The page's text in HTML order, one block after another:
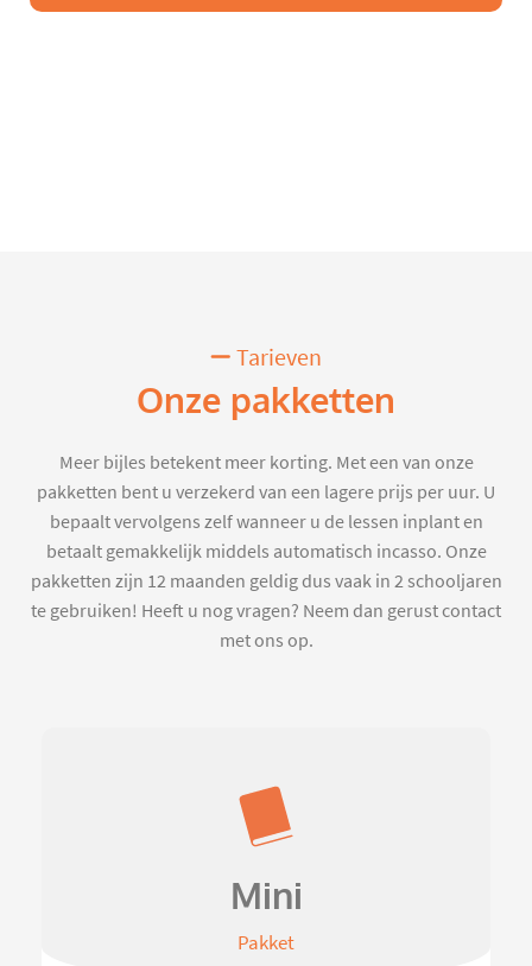
Tarieven
Onze pakketten
Meer bijles betekent meer korting. Met een van onze
pakketten bent u verzekerd van een lagere prijs per uur. U
bepaalt vervolgens zelf wanneer u de lessen inplant en
betaalt gemakkelijk middels automatisch incasso. Onze
pakketten zijn 12 maanden geldig dus vaak in 2 schooljaren
te gebruiken! Heeft u nog vragen? Neem dan gerust contact
met ons op.
Mini
Pakket